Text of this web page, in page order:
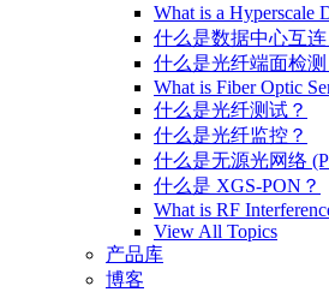
What is a Hyperscale
什么是数据中心互连
什么是光纤端面检测
What is Fiber Optic
什么是光纤测试？
什么是光纤监控？
什么是无源光网络
什么是 XGS-PON？
What is RF
View All Topics
产品库
博客